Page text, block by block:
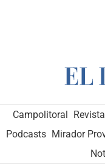
Campolitoral
Podcasts Mirador